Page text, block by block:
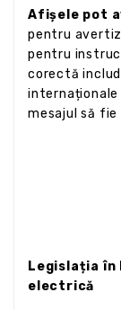
Afișele pot
pentru
pentru
corectă
mesajul să fie
Legislația în
electrică